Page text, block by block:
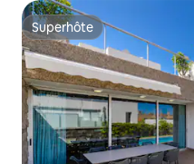
Superhôte
Superhôte